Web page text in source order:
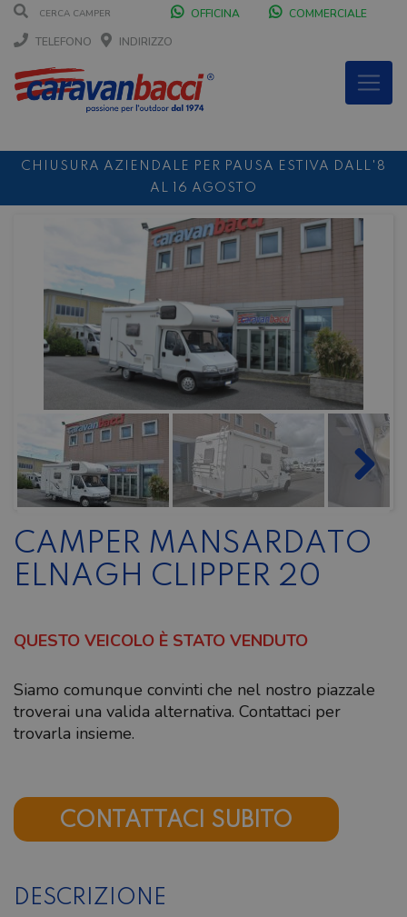
OFFICINA
COMMERCIALE
TELEFONO
INDIRIZZO
CHIUSURA AZIENDALE PER PAUSA ESTIVA DALL'8
AL 16 AGOSTO
DURANTE IL MESE DI AGOSTO SIAMO CHIUSI IL
SABATO POMERIGGIO
SCONTO 10% NOLEGGIO ENTRO IL 31.08
NOLEGGI DI SETTEMBRE
CAMPER MANSARDATO
ELNAGH CLIPPER 20
QUESTO VEICOLO È STATO VENDUTO
Siamo comunque convinti che nel nostro piazzale
troverai una valida alternativa. Contattaci per
trovarla insieme.
CONTATTACI SUBITO
DESCRIZIONE